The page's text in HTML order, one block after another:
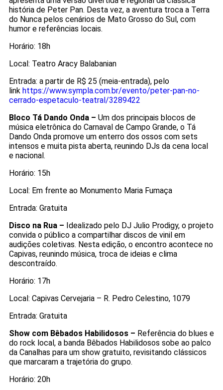
história de Peter Pan. Desta vez, a aventura troca a Terra
do Nunca pelos cenários de Mato Grosso do Sul, com
humor e referências locais.
Horário: 18h
Local: Teatro Aracy Balabanian
Entrada: a partir de R$ 25 (meia-entrada), pelo
link https://www.sympla.com.br/evento/peter-pan-no-
cerrado-espetaculo-teatral/3289422
Bloco Tá Dando Onda – Um dos principais blocos de
música eletrônica do Carnaval de Campo Grande, o Tá
Dando Onda promove um enterro dos ossos com sets
intensos e muita pista aberta, reunindo DJs da cena local
e nacional.
Horário: 15h
Local: Em frente ao Monumento Maria Fumaça
Entrada: Gratuita
Disco na Rua – Idealizado pelo DJ Julio Prodigy, o projeto
convida o público a compartilhar discos de vinil em
audições coletivas. Nesta edição, o encontro acontece no
Capivas, reunindo música, troca de ideias e clima
descontraído.
Horário: 17h
Local: Capivas Cervejaria – R. Pedro Celestino, 1079
Entrada: Gratuita
Show com Bêbados Habilidosos – Referência do blues e
do rock local, a banda Bêbados Habilidosos sobe ao palco
da Canalhas para um show gratuito, revisitando clássicos
que marcaram a trajetória do grupo.
Horário: 20h